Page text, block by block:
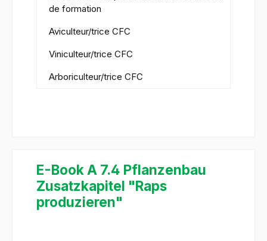
de formation
Aviculteur/trice CFC
Viniculteur/trice CFC
Arboriculteur/trice CFC
E-Book A 7.4 Pflanzenbau
Zusatzkapitel "Raps
produzieren"